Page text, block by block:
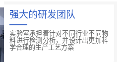
强大的研发团队
实验室承担着针对不同行业不同物
料进行检测分析，并设计出更加科
学合理的生产工艺方案